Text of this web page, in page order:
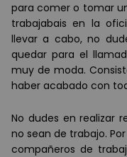
para comer o tomar
trabajabais en la
llevar a cabo, no
quedar para el
muy de moda.
haber acabado con
No dudes en realizar
no sean de trabajo.
compañeros de